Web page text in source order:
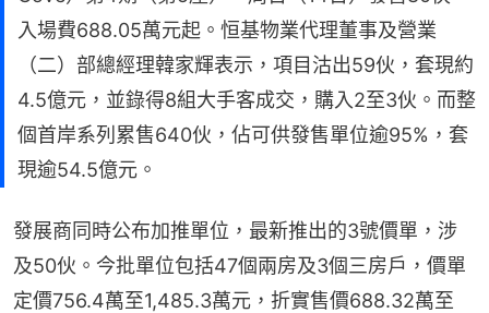
入場費688.05萬元起。恒基物業代理董事及營業
（二）部總經理韓家輝表示，項目沽出59伙，套現約
4.5億元，並錄得8組大手客成交，購入2至3伙。而整
個首岸系列累售640伙，佔可供發售單位逾95%，套
現逾54.5億元。
發展商同時公布加推單位，最新推出的3號價單，涉
及50伙。今批單位包括47個兩房及3個三房戶，價單
定價756.4萬至1,485.3萬元，折實售價688.32萬至